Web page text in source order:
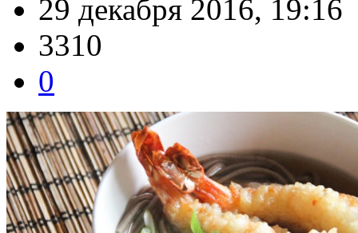
29 декабря 2016, 19:16
3310
0